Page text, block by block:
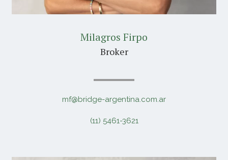
Milagros Firpo
Broker
mf@bridge-argentina.com.ar
(11) 5461-3621